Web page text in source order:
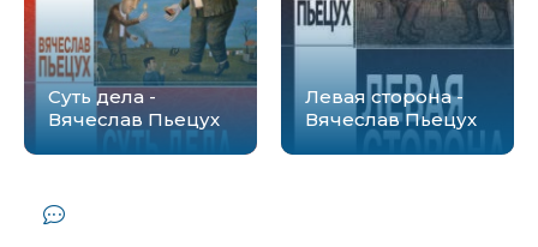
Суть дела -
Вячеслав Пьецух
Левая сторона -
Вячеслав Пьецух